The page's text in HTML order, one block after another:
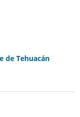
de Tehuacán